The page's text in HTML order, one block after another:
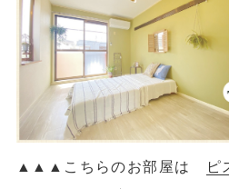
▲ ▲ ▲こちらのお部屋は ピ